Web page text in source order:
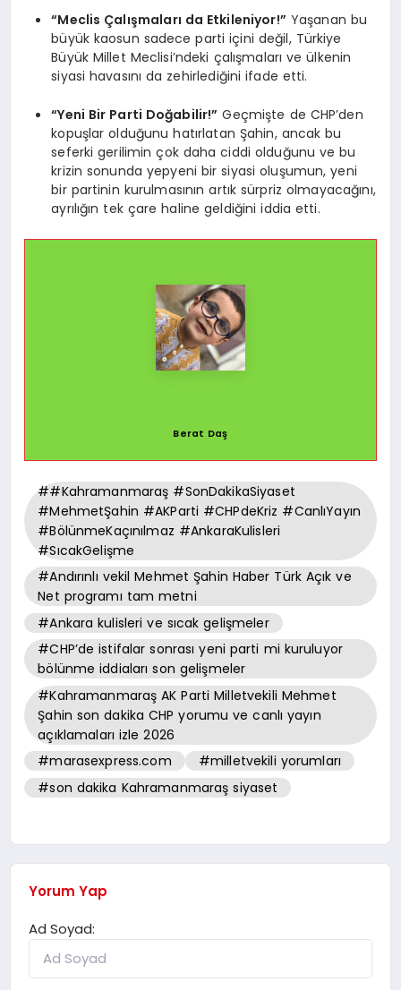
“Meclis Çalışmaları da Etkileniyor!” Yaşanan bu
büyük kaosun sadece parti içini değil, Türkiye
Büyük Millet Meclisi’ndeki çalışmaları ve ülkenin
siyasi havasını da zehirlediğini ifade etti.
“Yeni Bir Parti Doğabilir!” Geçmişte de CHP’den
kopuşlar olduğunu hatırlatan Şahin, ancak bu
seferki gerilimin çok daha ciddi olduğunu ve bu
krizin sonunda yepyeni bir siyasi oluşumun, yeni
bir partinin kurulmasının artık sürpriz olmayacağını,
ayrılığın tek çare haline geldiğini iddia etti.
Berat Daş
##Kahramanmaraş #SonDakikaSiyaset
#MehmetŞahin #AKParti #CHPdeKriz #CanlıYayın
#BölünmeKaçınılmaz #AnkaraKulisleri
#SıcakGelişme
#Andırınlı vekil Mehmet Şahin Haber Türk Açık ve
Net programı tam metni
#Ankara kulisleri ve sıcak gelişmeler
#CHP’de istifalar sonrası yeni parti mi kuruluyor
bölünme iddiaları son gelişmeler
#Kahramanmaraş AK Parti Milletvekili Mehmet
Şahin son dakika CHP yorumu ve canlı yayın
açıklamaları izle 2026
#marasexpress.com
#milletvekili yorumları
#son dakika Kahramanmaraş siyaset
Yorum Yap
Ad Soyad: